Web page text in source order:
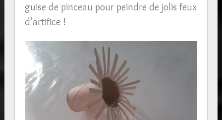
guise de pinceau pour peindre de jolis feux
d’artifice !